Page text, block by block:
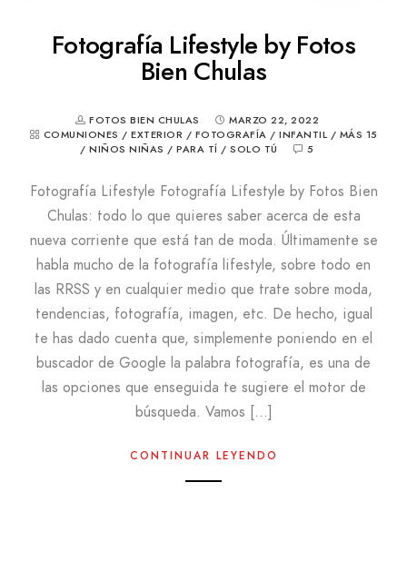
Fotografía Lifestyle by Fotos
Bien Chulas
FOTOS BIEN CHULAS
MARZO 22, 2022
COMUNIONES / EXTERIOR / FOTOGRAFÍA / INFANTIL / MÁS 15
/NIÑOS NIÑAS /PARA TÍ /SOLO TÚ 5
Fotografía Lifestyle Fotografía Lifestyle by Fotos Bien
Chulas: todo lo que quieres saber acerca de esta
nueva corriente que está tan de moda. Últimamente se
habla mucho de la fotografía lifestyle, sobre todo en
las RRSS y en cualquier medio que trate sobre moda,
tendencias, fotografía, imagen, etc. De hecho, igual
te has dado cuenta que, simplemente poniendo en el
buscador de Google la palabra fotografía, es una de
las opciones que enseguida te sugiere el motor de
búsqueda. Vamos […]
CONTINUAR LEYENDO